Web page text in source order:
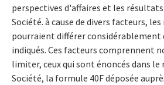
perspectives d'affaires et les
Société. à cause de divers facteurs,
pourraient différer considérablement
indiqués. Ces facteurs comprennent
limiter, ceux qui sont énoncés dans
Société, la formule 40F déposée